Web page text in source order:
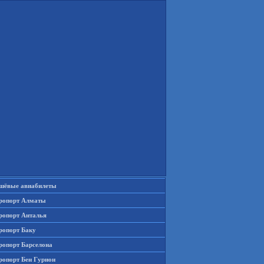
авиабилеты
Алматы
Анталья
Баку
Барселона
Бен Гурион